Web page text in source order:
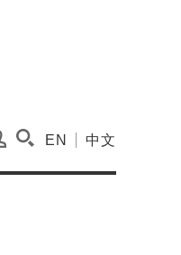
搜尋(開啟搜尋視窗)
EN 中文